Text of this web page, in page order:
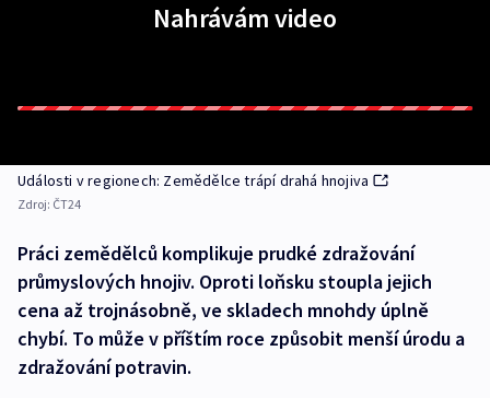
Nahrávám video
Události v regionech: Zemědělce trápí drahá hnojiva
Zdroj: ČT24
Práci zemědělců komplikuje prudké zdražování
průmyslových hnojiv. Oproti loňsku stoupla jejich
cena až trojnásobně, ve skladech mnohdy úplně
chybí. To může v příštím roce způsobit menší úrodu a
zdražování potravin.